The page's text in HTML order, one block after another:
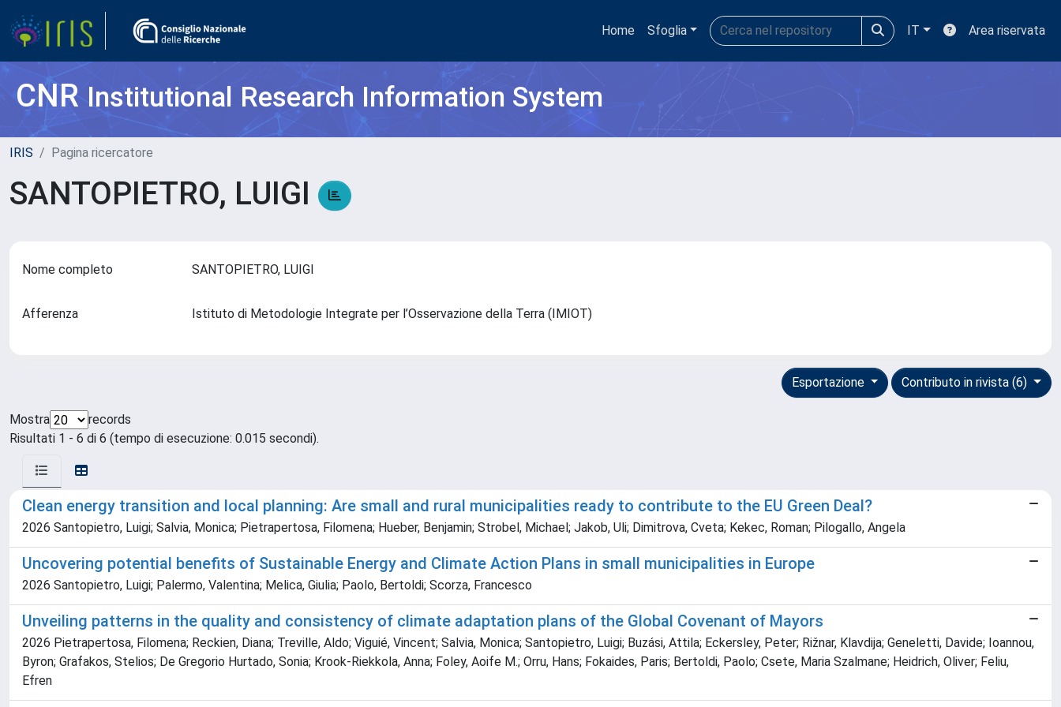
Home Sfoglia IT Area riservata
CNRInstitutional Research Information System
IRIS Pagina ricercatore
SANTOPIETRO, LUIGI
Nome completo SANTOPIETRO, LUIGI
Afferenza Istituto di Metodologie Integrate per l’Osservazione della Terra (IMIOT)
Contributo in rivista (6)
Esportazione
Mostra
records
Risultati 1 - 6 di 6 (tempo di esecuzione: 0.015 secondi).
Clean energy transition and local planning: Are small and rural municipalities ready to contribute to the EU Green Deal?
2026 Santopietro, Luigi; Salvia, Monica; Pietrapertosa, Filomena; Hueber, Benjamin; Strobel, Michael; Jakob, Uli; Dimitrova, Cveta; Kekec, Roman; Pilogallo, Angela
Uncovering potential benefits of Sustainable Energy and Climate Action Plans in small municipalities in Europe
2026 Santopietro, Luigi; Palermo, Valentina; Melica, Giulia; Paolo, Bertoldi; Scorza, Francesco
Unveiling patterns in the quality and consistency of climate adaptation plans of the Global Covenant of Mayors
2026 Pietrapertosa, Filomena; Reckien, Diana; Treville, Aldo; Viguié, Vincent; Salvia, Monica; Santopietro, Luigi; Buzási, Attila; Eckersley, Peter; Rižnar, Klavdija; Geneletti, Davide; Ioannou,
Byron; Grafakos, Stelios; De Gregorio Hurtado, Sonia; Krook-Riekkola, Anna; Foley, Aoife M.; Orru, Hans; Fokaides, Paris; Bertoldi, Paolo; Csete, Maria Szalmane; Heidrich, Oliver; Feliu,
Efren